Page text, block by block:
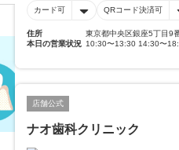
カード可 QRコード決済可
住所
東京都中央区銀座5丁目9
本日の営業状況 10:30〜13:30 14:30〜
店舗公式
ナオ歯科クリニック